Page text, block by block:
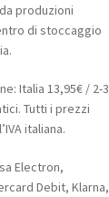
produzioni
di stoccaggio
Italia 13,95€ / 2-3
Tutti i prezzi
italiana.
Electron,
Debit, Klarna,